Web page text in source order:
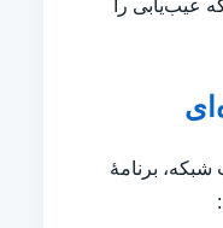
عیب‌یابی را
شبکه، برنامهٔ